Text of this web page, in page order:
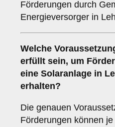
Förderungen durch
Energieversorger in
Welche
erfüllt sein, um
eine Solaranlage in
erhalten?
Die genauen
Förderungen können je